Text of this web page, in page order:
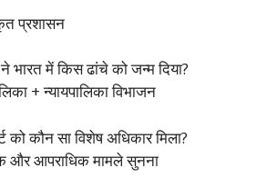
प्रशासन
भारत में किस ढांचे को जन्म दिया?
+ न्यायपालिका विभाजन
को कौन सा विशेष अधिकार मिला?
और आपराधिक मामले सुनना